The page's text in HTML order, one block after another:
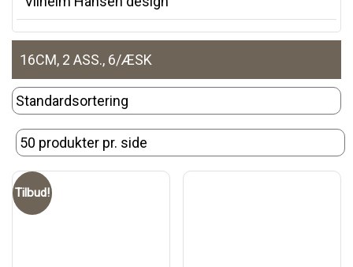
16CM, 2 ASS., 6/ÆSK
Tilbud!